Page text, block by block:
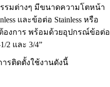
รมต่างๆ มีขนาดความโตหน้า
และข้อต่อ Stainless หรือ
องการ พร้อมด้วยอุปกรณ์ข้อต่อ
2 และ 3/4”
ารติดตั้งใช้งานดังนี้